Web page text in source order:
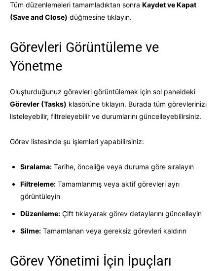
Tüm düzenlemeleri tamamladıktan sonra Kaydet ve Kapat
(Save and Close) düğmesine tıklayın.
Görevleri Görüntüleme ve
Yönetme
Oluşturduğunuz görevleri görüntülemek için sol paneldeki
Görevler (Tasks) klasörüne tıklayın. Burada tüm görevlerinizi
listeleyebilir, filtreleyebilir ve durumlarını güncelleyebilirsiniz.
Görev listesinde şu işlemleri yapabilirsiniz:
Sıralama: Tarihe, önceliğe veya duruma göre sıralayın
Filtreleme: Tamamlanmış veya aktif görevleri ayrı
görüntüleyin
Düzenleme: Çift tıklayarak görev detaylarını güncelleyin
Silme: Tamamlanan veya gereksiz görevleri kaldırın
Görev Yönetimi İçin İpuçları